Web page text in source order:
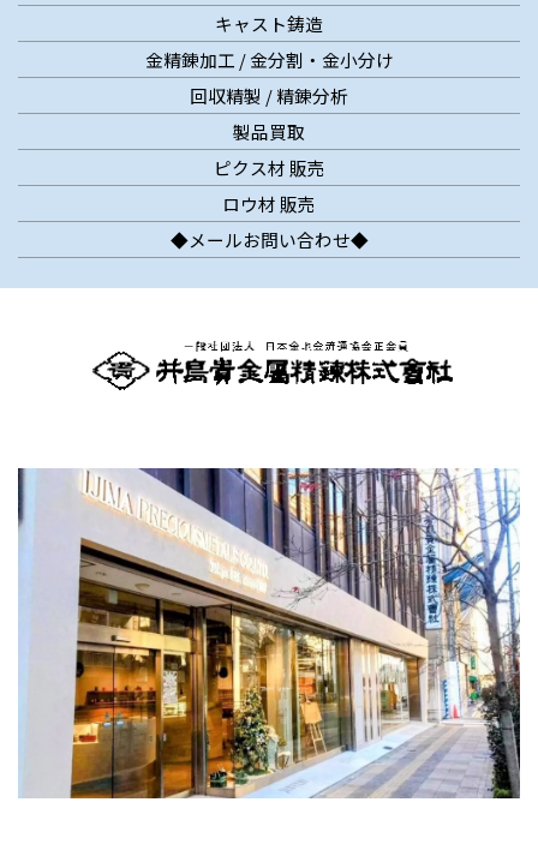
キャスト鋳造
金精錬加工 / 金分割・金小分け
回収精製 / 精錬分析
製品買取
ピクス材 販売
ロウ材 販売
◆メールお問い合わせ◆